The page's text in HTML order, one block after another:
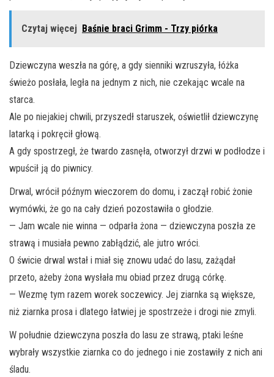
Czytaj więcej Baśnie braci Grimm - Trzy piórka
Dziewczyna weszła na górę, a gdy sienniki wzruszyła, łóżka
świeżo posłała, legła na jednym z nich, nie czekając wcale na
starca.
Ale po niejakiej chwili, przyszedł staruszek, oświetlił dziewczynę
latarką i pokręcił głową.
A gdy spostrzegł, że twardo zasnęła, otworzył drzwi w podłodze i
wpuścił ją do piwnicy.
Drwal, wrócił późnym wieczorem do domu, i zaczął robić żonie
wymówki, że go na cały dzień pozostawiła o głodzie.
— Jam wcale nie winna — odparła żona — dziewczyna poszła ze
strawą i musiała pewno zabłądzić, ale jutro wróci.
O świcie drwal wstał i miał się znowu udać do lasu, zażądał
przeto, ażeby żona wysłała mu obiad przez drugą córkę.
— Wezmę tym razem worek soczewicy. Jej ziarnka są większe,
niż ziarnka prosa i dlatego łatwiej je spostrzeże i drogi nie zmyli.
W południe dziewczyna poszła do lasu ze strawą, ptaki leśne
wybrały wszystkie ziarnka co do jednego i nie zostawiły z nich ani
śladu.